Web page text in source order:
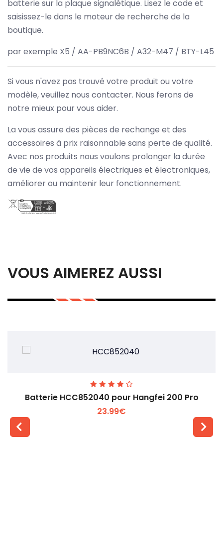
batterie sur la plaque signalétique. Lisez le code et
saisissez-le dans le moteur de recherche de la
boutique.
par exemple X5 / AA-PB9NC6B / A32-M47 / BTY-L45
Si vous n'avez pas trouvé votre produit ou votre
modèle, veuillez nous contacter. Nous ferons de
notre mieux pour vous aider.
La vous assure des pièces de rechange et des
accessoires à prix raisonnable sans perte de qualité.
Avec nos produits nous voulons prolonger la durée
de vie de vos appareils électriques et électroniques,
améliorer ou maintenir leur fonctionnement.
VOUS AIMEREZ AUSSI
Batterie HCC852040 pour Hangfei 200 Pro
23.99€